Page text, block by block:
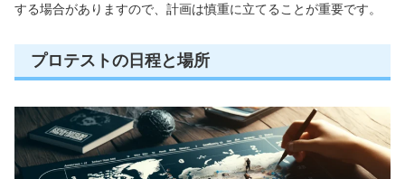
する場合がありますので、計画は慎重に立てることが重要です。
プロテストの日程と場所